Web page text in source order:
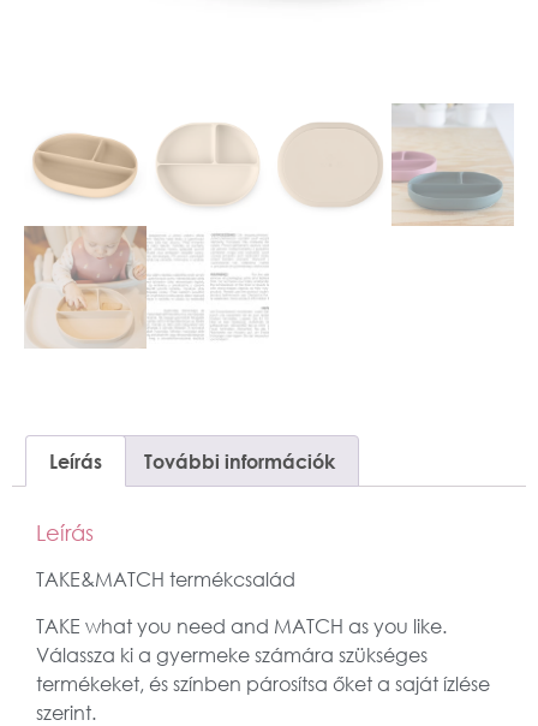
Leírás További információk
Leírás
TAKE&MATCH termékcsalád
TAKE what you need and MATCH as you like.
Válassza ki a gyermeke számára szükséges
termékeket, és színben párosítsa őket a saját ízlése
szerint.